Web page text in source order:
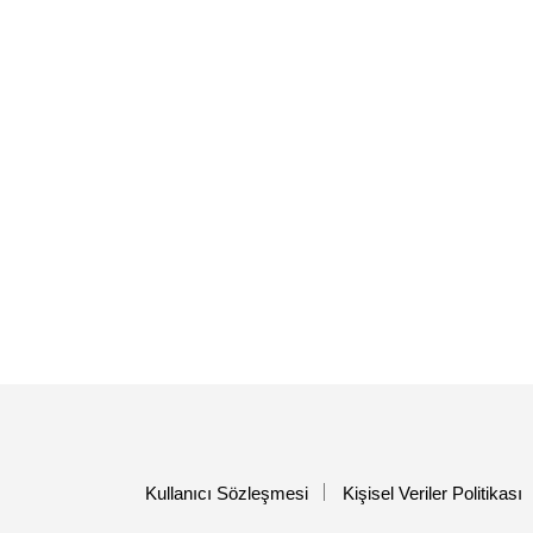
Kullanıcı Sözleşmesi Kişisel Veriler Politikası